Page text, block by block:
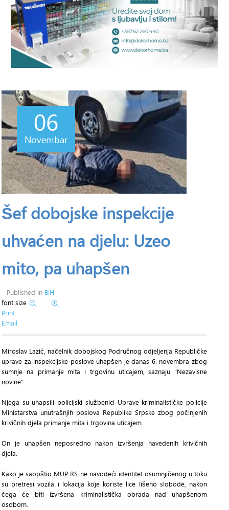
06
Novembar
Šef dobojske inspekcije
uhvaćen na djelu: Uzeo
mito, pa uhapšen
Published in BiH
font size
Print
Email
Miroslav Lazić, načelnik dobojskog Područnog odjeljenja Republičke
uprave za inspekcijske poslove uhapšen je danas 6. novembra zbog
sumnje na primanje mita i trgovinu uticajem, saznaju "Nezavisne
novine".
Njega su uhapsili policijski službenici Uprave kriminalističke policije
Ministarstva unutrašnjih poslova Republike Srpske zbog počinjenih
krivičnih djela primanje mita i trgovina uticajem.
On je uhapšen neposredno nakon izvršenja navedenih krivičnih
djela.
Kako je saopštio MUP RS ne navodeći identitet osumnjičenog u toku
su pretresi vozila i lokacija koje koriste lice lišeno slobode, nakon
čega će biti izvršena kriminalistička obrada nad uhapšenom
osobom.